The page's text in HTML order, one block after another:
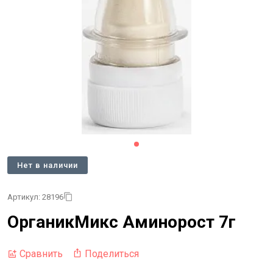
Нет в наличии
Артикул: 28196
ОрганикМикс Аминорост 7г
Сравнить Поделиться